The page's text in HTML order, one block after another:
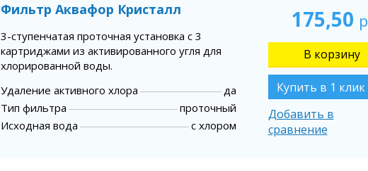
Фильтр Аквафор Кристалл
3-ступенчатая проточная установка с 3
картриджами из активированного угля для
хлорированной воды.
Удаление активного хлора
да
Тип фильтра
проточный
Исходная вода
с хлором
175,50
Купить в 1 клик
Добавить в
сравнение